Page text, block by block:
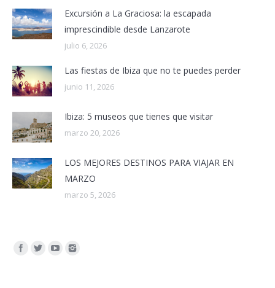
Excursión a La Graciosa: la escapada
imprescindible desde Lanzarote
julio 6, 2026
Las fiestas de Ibiza que no te puedes perder
junio 11, 2026
Ibiza: 5 museos que tienes que visitar
marzo 20, 2026
LOS MEJORES DESTINOS PARA VIAJAR EN
MARZO
marzo 5, 2026
Encuéntranos en: